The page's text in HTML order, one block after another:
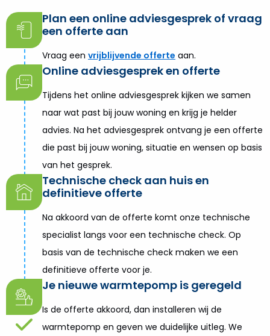
Plan een online adviesgesprek of vraag
een offerte aan
Vraag een vrijblijvende offerte aan.
Online adviesgesprek en offerte
Tijdens het online adviesgesprek kijken we samen
naar wat past bij jouw woning en krijg je helder
advies. Na het adviesgesprek ontvang je een offerte
die past bij jouw woning, situatie en wensen op basis
van het gesprek.
Technische check aan huis en
definitieve offerte
Na akkoord van de offerte komt onze technische
specialist langs voor een technische check. Op
basis van de technische check maken we een
definitieve offerte voor je.
Je nieuwe warmtepomp is geregeld
Is de offerte akkoord, dan installeren wij de
warmtepomp en geven we duidelijke uitleg. We